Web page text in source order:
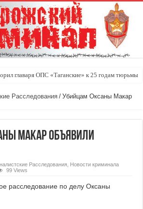
главаря ОПС «Таганские» к 25 годам тюрьмы
Расследования / Убийцам Оксаны Макар
Макар объявили
Расследования
Новости криминала
99 Views
расследование по делу Оксаны